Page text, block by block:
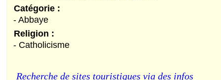
Catégorie :
- Abbaye
Religion :
- Catholicisme
Recherche de sites touristiques via des infos